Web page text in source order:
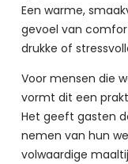
Een warme,
gevoel van
drukke of
Voor mensen die
vormt dit een
Het geeft gasten
nemen van hun
volwaardige